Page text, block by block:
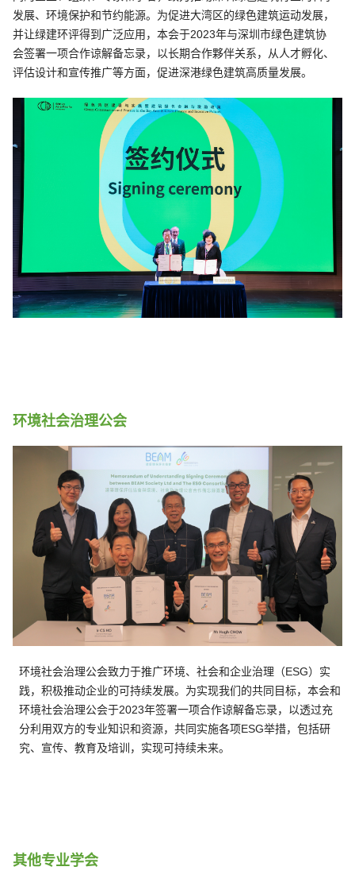
发展、环境保护和节约能源。为促进大湾区的绿色建筑运动发展，
并让绿建环评得到广泛应用，本会于2023年与深圳市绿色建筑协
会签署一项合作谅解备忘录，以长期合作夥伴关系，从人才孵化、
评估设计和宣传推广等方面，促进深港绿色建筑高质量发展。
环境社会治理公会
环境社会治理公会致力于推广环境、社会和企业治理（ESG）实
践，积极推动企业的可持续发展。为实现我们的共同目标，本会和
环境社会治理公会于2023年签署一项合作谅解备忘录，以透过充
分利用双方的专业知识和资源，共同实施各项ESG举措，包括研
究、宣传、教育及培训，实现可持续未来。
其他专业学会